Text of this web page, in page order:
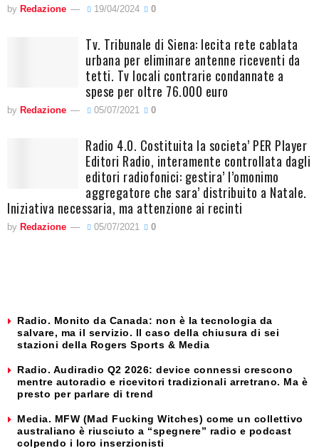
by Redazione 19/04/2024 0
Tv. Tribunale di Siena: lecita rete cablata
urbana per eliminare antenne riceventi da
tetti. Tv locali contrarie condannate a
spese per oltre 76.000 euro
by Redazione 05/07/2021 0
Radio 4.0. Costituita la societa’ PER Player
Editori Radio, interamente controllata dagli
editori radiofonici: gestira’ l’omonimo
aggregatore che sara’ distribuito a Natale.
Iniziativa necessaria, ma attenzione ai recinti
by Redazione 05/07/2021 0
Radio. Monito da Canada: non è la tecnologia da
salvare, ma il servizio. Il caso della chiusura di sei
stazioni della Rogers Sports & Media
Radio. Audiradio Q2 2026: device connessi crescono
mentre autoradio e ricevitori tradizionali arretrano. Ma è
presto per parlare di trend
Media. MFW (Mad Fucking Witches) come un collettivo
australiano è riusciuto a “spegnere” radio e podcast
colpendo i loro inserzionisti